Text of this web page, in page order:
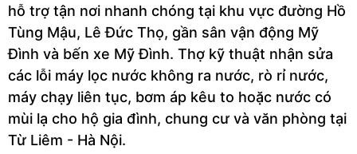
hỗ trợ tận nơi nhanh chóng tại khu vực đường Hồ
Tùng Mậu, Lê Đức Thọ, gần sân vận động Mỹ
Đình và bến xe Mỹ Đình. Thợ kỹ thuật nhận sửa
các lỗi máy lọc nước không ra nước, rò rỉ nước,
máy chạy liên tục, bơm áp kêu to hoặc nước có
mùi lạ cho hộ gia đình, chung cư và văn phòng tại
Từ Liêm - Hà Nội.